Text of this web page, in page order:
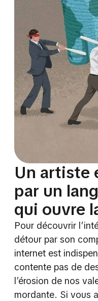
Un artiste
par un
qui ouvre
Pour découvrir
détour par son
internet est
contente pas de
l’érosion de nos
mordante. Si vous